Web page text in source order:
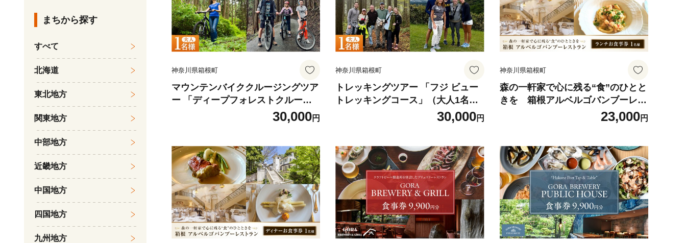
神奈川県箱根町
マウンテンバイククルージングツア
ー 「ディープフォレストクルージ
ングコース」（大人1名様チケッ
30,000円
神奈川県箱根町
トレッキングツアー 「フジ ビュー
トレッキングコース」（大人1名様
30,000円
神奈川県箱根町
森の一軒家で心に残る“食”のひとと
きを 箱根アルベルゴバンブーレス
トラン【ランチお食事券】1名様
23,000円
まちから探す
すべて
北海道
東北地方
関東地方
中部地方
近畿地方
中国地方
四国地方
九州地方